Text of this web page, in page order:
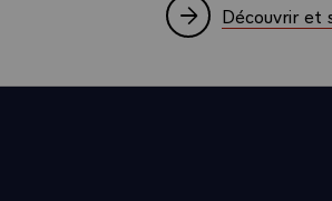
doute le
Découvrir et